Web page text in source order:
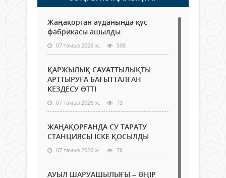
Жаңақорған ауданында құс
фабрикасы ашылды
07 тамыз 2026 ж. 598
ҚАРЖЫЛЫҚ САУАТТЫЛЫҚТЫ
АРТТЫРУҒА БАҒЫТТАЛҒАН
КЕЗДЕСУ ӨТТІ
07 тамыз 2026 ж. 73
ЖАҢАҚОРҒАНДА СУ ТАРАТУ
СТАНЦИЯСЫ ІСКЕ ҚОСЫЛДЫ
07 тамыз 2026 ж. 78
АУЫЛ ШАРУАШЫЛЫҒЫ – ӨҢІР